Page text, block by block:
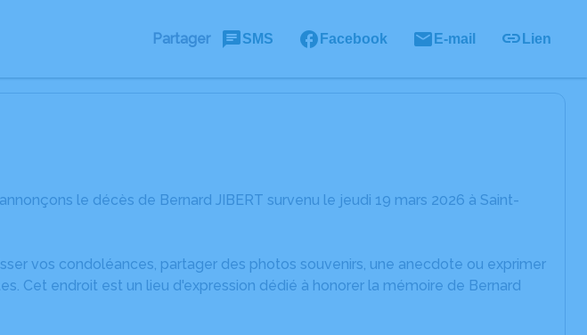
Partager SMS Facebook E-mail Lien
le décès de Bernard JIBERT survenu le jeudi 19 mars 2026 à Saint-
vos condoléances, partager des photos souvenirs, une anecdote ou exprimer
Cet endroit est un lieu d'expression dédié à honorer la mémoire de Bernard